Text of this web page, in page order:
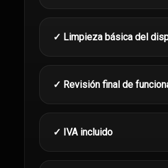
✓ Limpieza básica del
✓ Revisión final de
✓ IVA incluido